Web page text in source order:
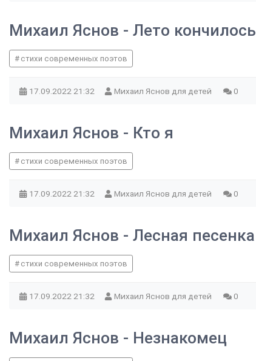
Михаил Яснов - Лето кончилось
стихи современных поэтов
17.09.2022 21:32 Михаил Яснов для детей 0
Михаил Яснов - Кто я
стихи современных поэтов
17.09.2022 21:32 Михаил Яснов для детей 0
Михаил Яснов - Лесная песенка
стихи современных поэтов
17.09.2022 21:32 Михаил Яснов для детей 0
Михаил Яснов - Незнакомец